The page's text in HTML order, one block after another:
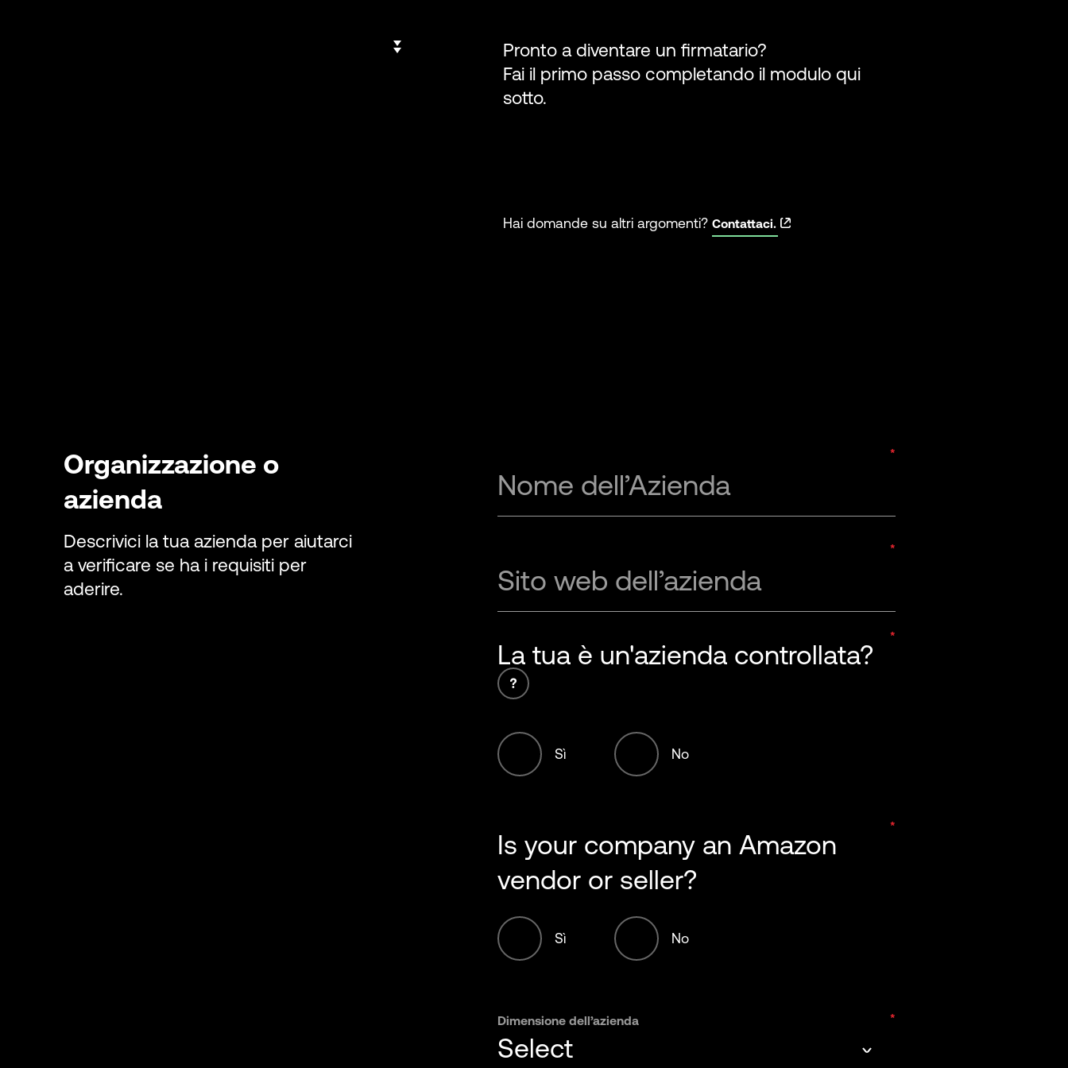
Pronto a diventare un firmatario?
Fai il primo passo completando il modulo qui
sotto.
Hai domande su altri argomenti? Contattaci.
Organizzazione o
azienda
Descrivici la tua azienda per aiutarci
a verificare se ha i requisiti per
aderire.
Nome dell’Azienda
Sito web dell’azienda
La tua è un'azienda controllata?
Sì No
Is your company an Amazon
vendor or seller?
Sì No
Dimensione dell’azienda
Select